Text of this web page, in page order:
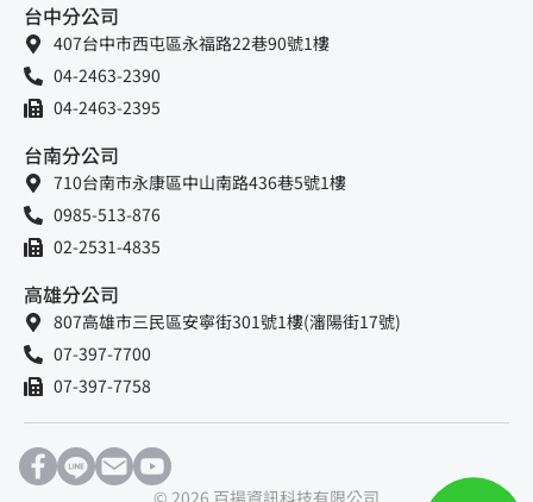
台中分公司
407台中市西屯區永福路22巷90號1樓
04-2463-2390
04-2463-2395
台南分公司
710台南市永康區中山南路436巷5號1樓
0985-513-876
02-2531-4835
高雄分公司
807高雄市三民區安寧街301號1樓(瀋陽街17號)
07-397-7700
07-397-7758
© 2026 百揚資訊科技有限公司